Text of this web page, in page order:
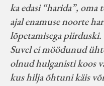
ka edasi “harida”, oma
ajal enamuse noorte
lõpetamisega piirduski.
Suvel ei möödunud
olnud hulganisti koos
kus hilja õhtuni käis